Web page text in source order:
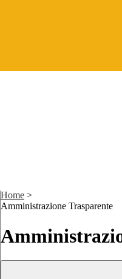
Home >
Amministrazione Trasparente